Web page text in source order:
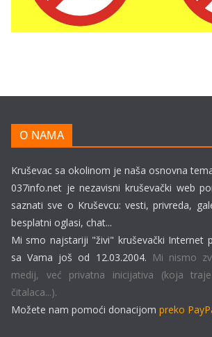
O NAMA
Kruševac sa okolinom je naša osnovna
037info.net je nezavisni kruševački web
saznati sve o Kruševcu: vesti, privreda,
besplatni oglasi, chat...
Mi smo najstariji "živi" kruševački Internet
sa Vama još od 12.03.2004. Mi nismo
medij, već privatna inicijativa (koja
čitalaca...).
Možete nam pomoći donacijom preko